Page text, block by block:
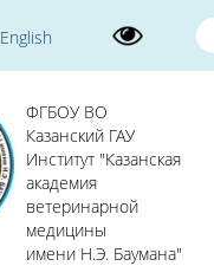
English
ФГБОУ ВО
Казанский ГАУ
Институт "Казанская
академия
ветеринарной
медицины
имени Н.Э. Баумана"